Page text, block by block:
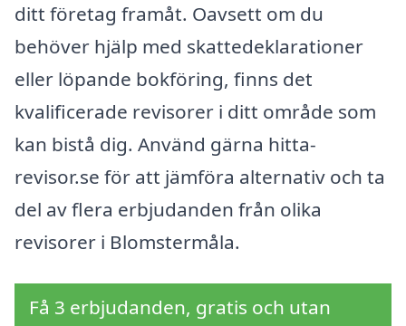
ditt företag framåt. Oavsett om du
behöver hjälp med skattedeklarationer
eller löpande bokföring, finns det
kvalificerade revisorer i ditt område som
kan bistå dig. Använd gärna hitta-
revisor.se för att jämföra alternativ och ta
del av flera erbjudanden från olika
revisorer i Blomstermåla.
Få 3 erbjudanden, gratis och utan